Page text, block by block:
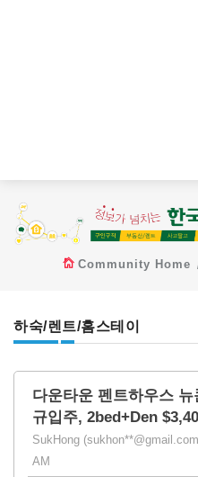
Community Home
하숙/렌트/홈스테이
다운타운 펜트하우스
규입주, 2bed+Den
SukHong
AM